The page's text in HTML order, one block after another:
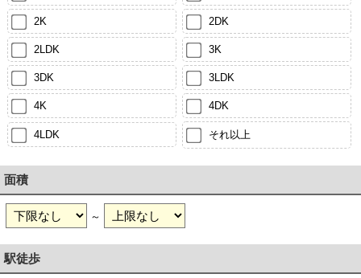
2K 2DK
2LDK 3K
3DK 3LDK
4K 4DK
4LDK それ以上
面積
～
駅徒歩